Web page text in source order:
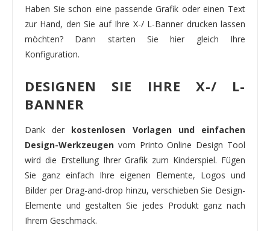
Haben Sie schon eine passende Grafik oder einen Text
zur Hand, den Sie auf Ihre X-/ L-Banner drucken lassen
möchten? Dann starten Sie hier gleich Ihre
Konfiguration.
DESIGNEN SIE IHRE X-/ L-
BANNER
Dank der kostenlosen Vorlagen und einfachen
Design-Werkzeugen vom Printo Online Design Tool
wird die Erstellung Ihrer Grafik zum Kinderspiel. Fügen
Sie ganz einfach Ihre eigenen Elemente, Logos und
Bilder per Drag-and-drop hinzu, verschieben Sie Design-
Elemente und gestalten Sie jedes Produkt ganz nach
Ihrem Geschmack.